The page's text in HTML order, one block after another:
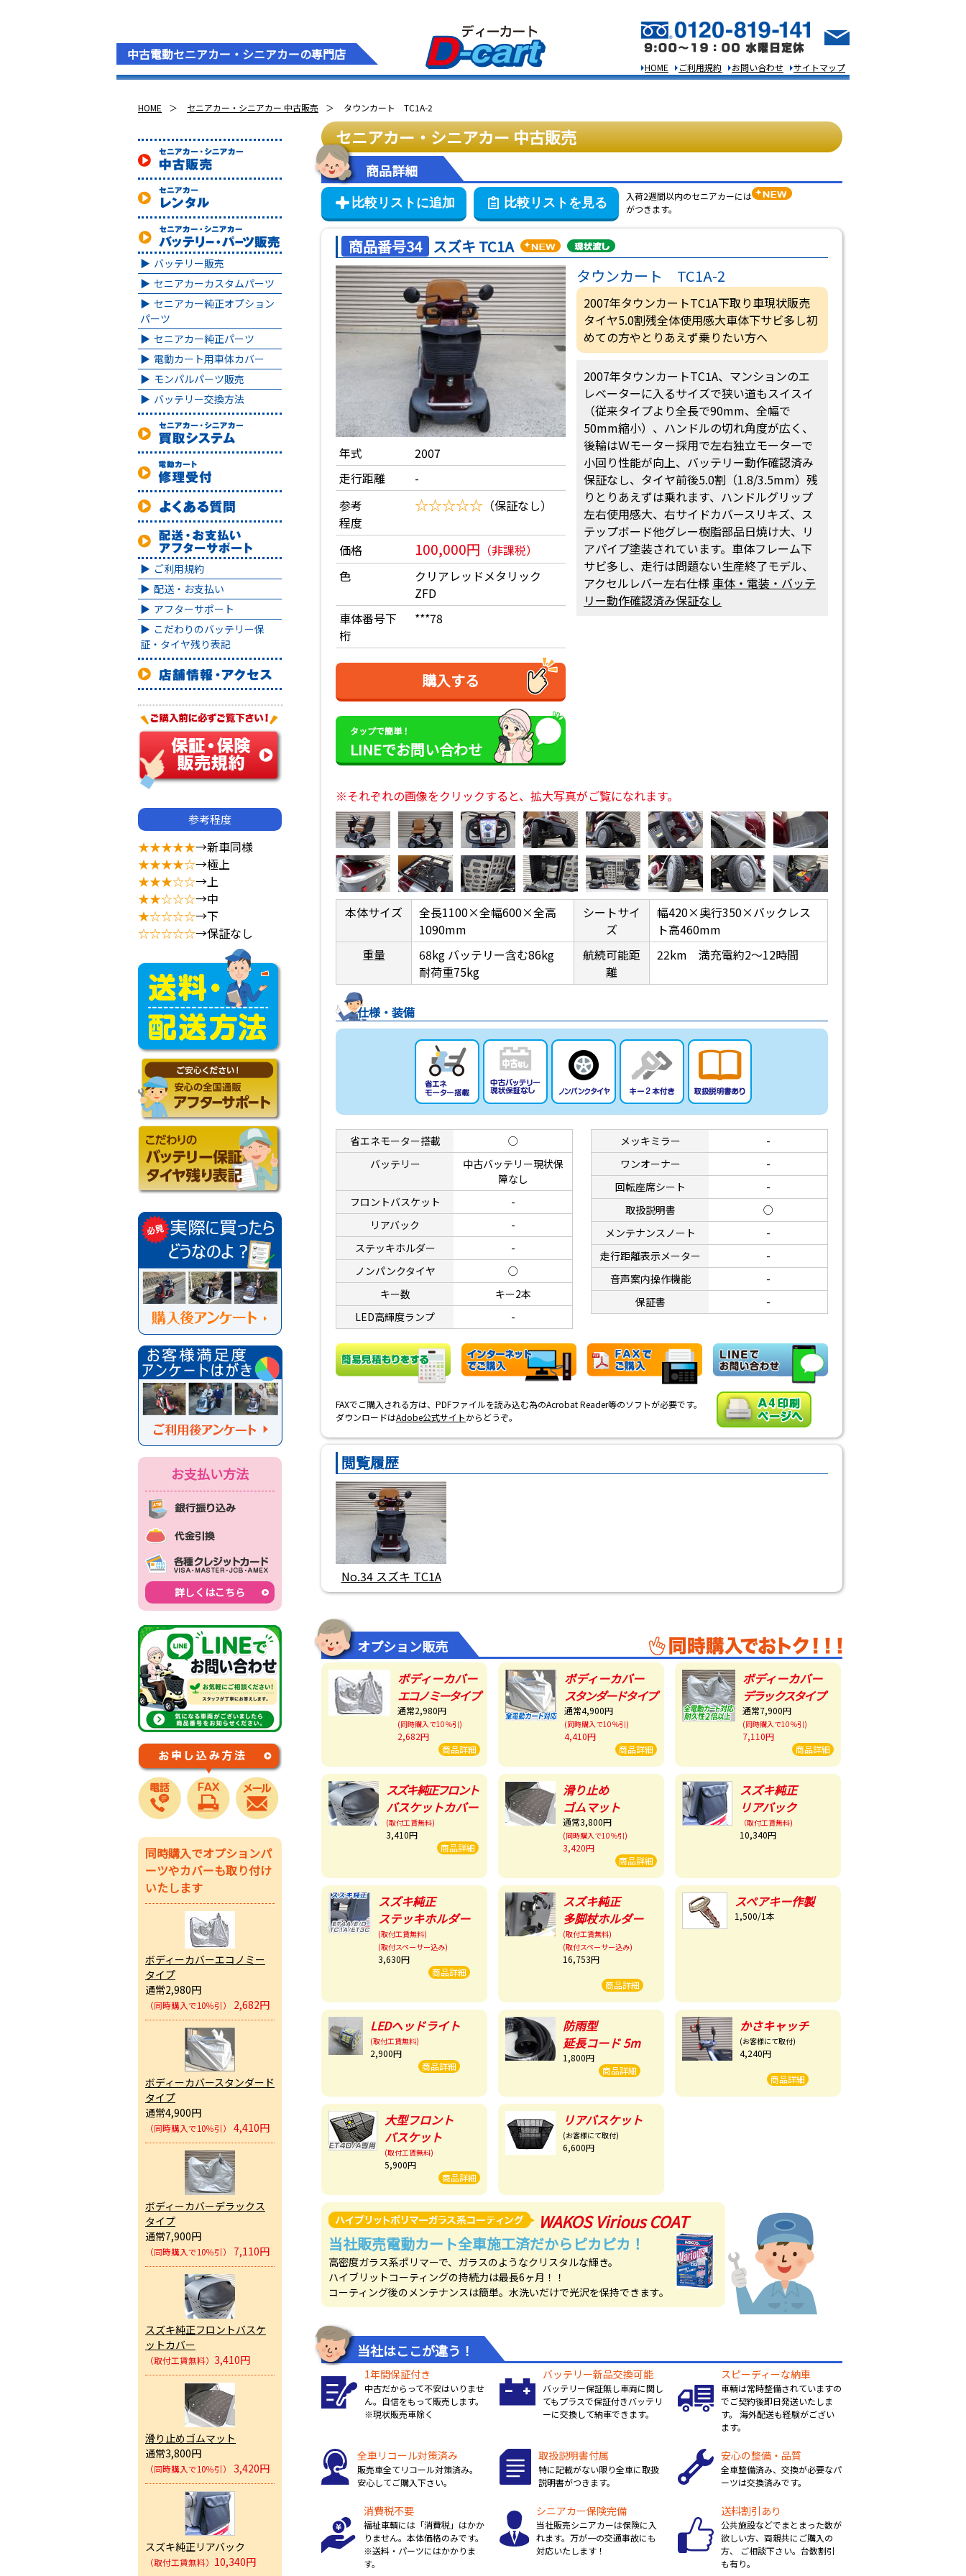
中古電動セニアカー・シニアカーの専門店
HOME ご利用規約 お問い合わせ サイトマップ
HOME セニアカー・シニアカー 中古販売 タウンカート TC1A-2
セニアカー・シニアカー中古販売
商品詳細
入荷2週間以内のセニアカーには
がつきます。
商品番号34 スズキ TC1A
年式
2007
走行距離
-
参考
程度
☆☆☆☆☆ （保証なし）
価格 100,000円 （非課税）
色
クリアレッドメタリック
ZFD
車体番号下
桁
***78
購入する
タップで簡単！
LINEでお問い合わせ
タウンカート TC1A-2
2007年タウンカートTC1A下取り車現状販売
タイヤ5.0割残全体使用感大車体下サビ多し初
めての方やとりあえず乗りたい方へ
2007年タウンカートTC1A、マンションのエ
レベーターに入るサイズで狭い道もスイスイ
（従来タイプより全長で90mm、全幅で
50mm縮小）、ハンドルの切れ角度が広く、
後輪はＷモーター採用で左右独立モーターで
小回り性能が向上、バッテリー動作確認済み
保証なし、タイヤ前後5.0割（1.8/3.5mm）残
りとりあえずは乗れます、ハンドルグリップ
左右使用感大、右サイドカバースリキズ、ス
テップボード他グレー樹脂部品日焼け大、リ
アパイプ塗装されています。車体フレーム下
サビ多し、走行は問題ない生産終了モデル、
アクセルレバー左右仕様 車体・電装・バッテ
リー動作確認済み保証なし
※それぞれの画像をクリックすると、拡大写真がご覧になれます。
本体サイズ
全長1100×全幅600×全高
1090mm
シートサイ
ズ
幅420×奥行350×バックレス
ト高460mm
重量
68kg バッテリー含む86kg
耐荷重75kg
航続可能距
離
22km 満充電約2〜12時間
仕様・装備
省エネモーター搭載
○
バッテリー
中古バッテリー現状保
障なし
フロントバスケット
-
リアバック
-
ステッキホルダー
-
ノンパンクタイヤ
○
キー数
キー2本
LED高輝度ランプ
-
メッキミラー
-
ワンオーナー
-
回転座席シート
-
取扱説明書
○
メンテナンスノート
-
走行距離表示メーター
-
音声案内操作機能
-
保証書
-
FAXでご購入される方は、PDFファイルを読み込む為のAcrobat Reader等のソフトが必要です。
ダウンロードはAdobe公式サイトからどうぞ。
閲覧履歴
No.34 スズキ TC1A
オプション販売
ボディーカバー
エコノミータイプ
通常2,980円
(同時購入で10％引)
2,682円
商品詳細
ボディーカバー
スタンダードタイプ
通常4,900円
(同時購入で10％引)
4,410円
商品詳細
ボディーカバー
デラックスタイプ
通常7,900円
(同時購入で10％引)
7,110円
商品詳細
スズキ純正フロント
バスケットカバー
(取付工賃無料)
3,410円
商品詳細
滑り止め
ゴムマット
通常3,800円
(同時購入で10％引)
3,420円
商品詳細
スズキ純正
リアバック
（取付工賃無料)
10,340円
スズキ純正
ステッキホルダー
(取付工賃無料)
(取付スペーサー込み)
3,630円
商品詳細
スズキ純正
多脚杖ホルダー
(取付工賃無料)
(取付スペーサー込み)
16,753円
商品詳細
スペアキー作製
1,500/1本
LEDヘッドライト
(取付工賃無料)
2,900円
商品詳細
防雨型
延長コード 5m
1,800円
商品詳細
かさキャッチ
(お客様にて取付)
4,240円
商品詳細
大型フロント
バスケット
(取付工賃無料)
5,900円
商品詳細
リアバスケット
(お客様にて取付)
6,600円
WAKOS Virious COAT
当社販売電動カート全車施工済だからピカピカ！
高密度ガラス系ポリマーで、ガラスのようなクリスタルな輝き。
ハイブリットコーティングの持続力は最長6ヶ月！！
コーティング後のメンテナンスは簡単。水洗いだけで光沢を保持できます。
当社はここが違う！
1年間保証付き
中古だからって不安はいりませ
ん。自信をもって販売します。
※現状販売車除く
バッテリー新品交換可能
バッテリー保証無し車両に関し
てもプラスで保証付きバッテリ
ーに交換して納車できます。
スピーディーな納車
車輌は常時整備されていますの
でご契約後即日発送いたしま
す。 海外配送も経験がござい
ます。
全車リコール対策済み
販売車全てリコール対策済み。
安心してご購入下さい。
取扱説明書付属
特に記載がない限り全車に取扱
説明書がつきます。
安心の整備・品質
全車整備済み、交換が必要なパ
ーツは交換済みです。
消費税不要
福祉車輌には「消費税」はかか
りません。本体価格のみです。
※送料・パーツにはかかりま
す。
シニアカー保険完備
当社販売シニアカーは保険に入
れます。万が一の交通事故にも
対応いたします！
送料割引あり
公共施設などでまとまった数が
欲しい方、両親共にご購入の
方、 ご相談下さい。台数割引
も有り。
バッテリー販売
セニアカーカスタムパーツ
セニアカー純正オプション
パーツ
セニアカー純正パーツ
電動カート用車体カバー
モンパルパーツ販売
バッテリー交換方法
ご利用規約
配送・お支払い
アフターサポート
こだわりのバッテリー保
証・タイヤ残り表記
参考程度
★★★★★→新車同様
★★★★☆→極上
★★★☆☆→上
★★☆☆☆→中
★☆☆☆☆→下
☆☆☆☆☆→保証なし
お支払い方法
詳しくはこちら
同時購入でオプションパ
ーツやカバーも取り付け
いたします
ボディーカバーエコノミー
タイプ
通常2,980円
（同時購入で10％引） 2,682円
ボディーカバースタンダード
タイプ
通常4,900円
（同時購入で10％引） 4,410円
ボディーカバーデラックス
タイプ
通常7,900円
（同時購入で10％引） 7,110円
スズキ純正フロントバスケ
ットカバー
（取付工賃無料） 3,410円
滑り止めゴムマット
通常3,800円
（同時購入で10％引） 3,420円
スズキ純正リアバック
（取付工賃無料） 10,340円